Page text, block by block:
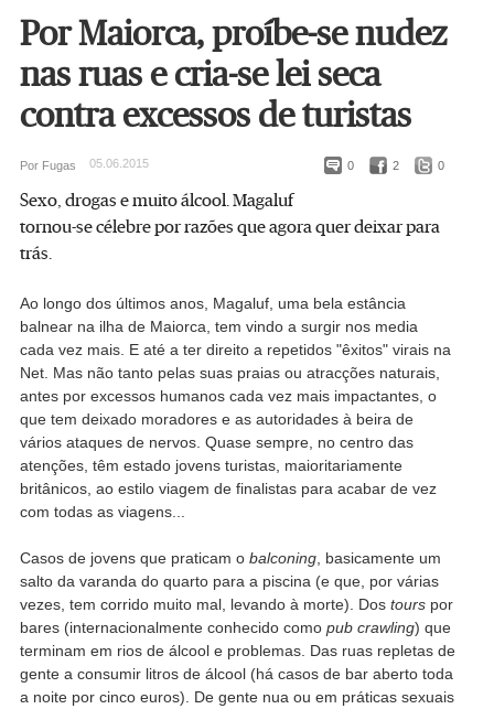
Por Maiorca, proíbe-se nudez
nas ruas e cria-se lei seca
contra excessos de turistas
0 2 0
Por Fugas 05.06.2015
Sexo, drogas e muito álcool. Magaluf
tornou-se célebre por razões que agora quer deixar para
trás.
Ao longo dos últimos anos, Magaluf, uma bela estância
balnear na ilha de Maiorca, tem vindo a surgir nos media
cada vez mais. E até a ter direito a repetidos "êxitos" virais na
Net. Mas não tanto pelas suas praias ou atracções naturais,
antes por excessos humanos cada vez mais impactantes, o
que tem deixado moradores e as autoridades à beira de
vários ataques de nervos. Quase sempre, no centro das
atenções, têm estado jovens turistas, maioritariamente
britânicos, ao estilo viagem de finalistas para acabar de vez
com todas as viagens...
Casos de jovens que praticam o balconing, basicamente um
salto da varanda do quarto para a piscina (e que, por várias
vezes, tem corrido muito mal, levando à morte). Dos tourspor
bares (internacionalmente conhecido como pub crawling) que
terminam em rios de álcool e problemas. Das ruas repletas de
gente a consumir litros de álcool (há casos de bar aberto toda
a noite por cinco euros). De gente nua ou em práticas sexuais